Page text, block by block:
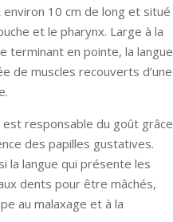
10 cm de long et situé
et le pharynx. Large à la
terminant en pointe, la langue
de muscles recouverts d’une
est responsable du goût grâce
des papilles gustatives.
la langue qui présente les
dents pour être mâchés,
au malaxage et à la